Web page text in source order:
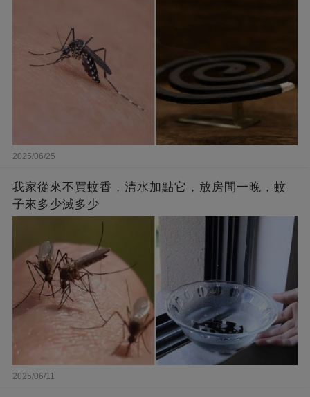
2025/06/25
我家從來不買蚊香，清水加點它，放房間一晚，蚊
子來多少滅多少
2025/06/11